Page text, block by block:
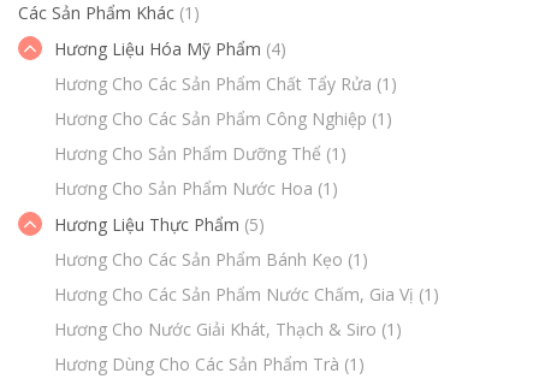
Các Sản Phẩm Khác (1)
Hương Liệu Hóa Mỹ Phẩm (4)
Hương Cho Các Sản Phẩm Chất Tẩy Rửa (1)
Hương Cho Các Sản Phẩm Công Nghiệp (1)
Hương Cho Sản Phẩm Dưỡng Thể (1)
Hương Cho Sản Phẩm Nước Hoa (1)
Hương Liệu Thực Phẩm (5)
Hương Cho Các Sản Phẩm Bánh Kẹo (1)
Hương Cho Các Sản Phẩm Nước Chấm, Gia Vị (1)
Hương Cho Nước Giải Khát, Thạch & Siro (1)
Hương Dùng Cho Các Sản Phẩm Trà (1)